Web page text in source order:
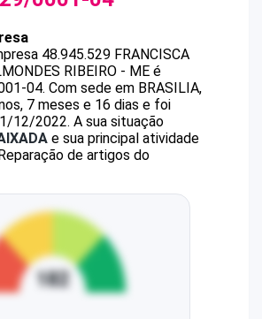
48.945.529 FRANCISCA
RIBEIRO - ME é
04. Com sede em BRASILIA,
7 meses e 16 dias e foi
12/2022. A sua situação
e sua principal atividade
de artigos do